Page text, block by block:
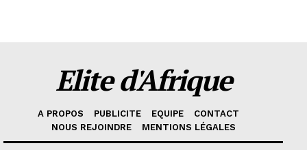
Elite d'Afrique
A PROPOS PUBLICITE EQUIPE
CONTACT
NOUS REJOINDRE
MENTIONS LÉGALES